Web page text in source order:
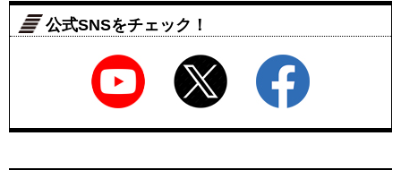
公式SNSをチェック！